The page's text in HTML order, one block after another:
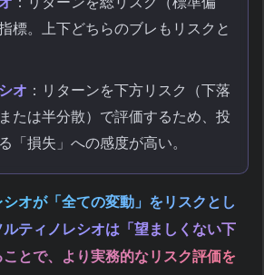
標。上下どちらのブレもリスクと
オ ：リターンを下方リスク（下落
たは半分散）で評価するため、投
「損失」への感度が高い。
オが「全ての変動」をリスクとし
ティノレシオは「望ましくない下
とで、より実務的なリスク評価を